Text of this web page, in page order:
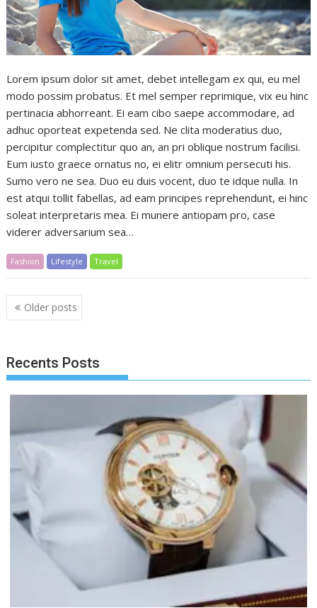
Lorem ipsum dolor sit amet, debet intellegam ex qui, eu mel
modo possim probatus. Et mel semper reprimique, vix eu hinc
pertinacia abhorreant. Ei eam cibo saepe accommodare, ad
adhuc oporteat expetenda sed. Ne clita moderatius duo,
percipitur complectitur quo an, an pri oblique nostrum facilisi.
Eum iusto graece ornatus no, ei elitr omnium persecuti his.
Sumo vero ne sea. Duo eu duis vocent, duo te idque nulla. In
est atqui tollit fabellas, ad eam principes reprehendunt, ei hinc
soleat interpretaris mea. Ei munere antiopam pro, case
viderer adversarium sea…
Fashion Lifestyle Travel
Posts
navigation
Older posts
Recents Posts